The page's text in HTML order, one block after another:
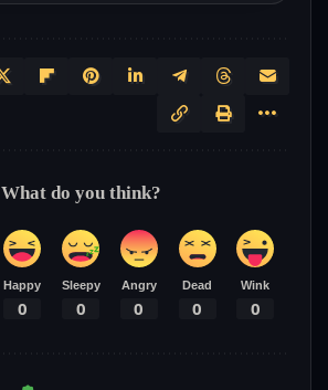
What do you think?
Happy
0
Sleepy
0
Angry
0
Dead
0
Wink
0